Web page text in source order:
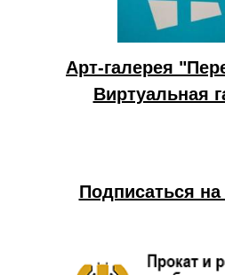
Арт-галерея
Виртуальная
Подписаться на